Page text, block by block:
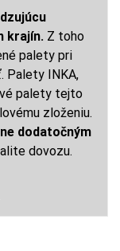
krajín. Z toho
palety pri
Palety INKA,
palety tejto
zloženiu.
dodatočným
dovozu.